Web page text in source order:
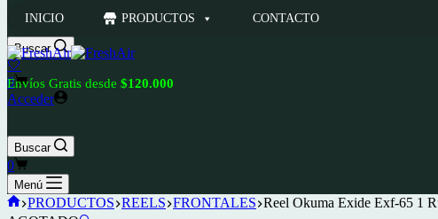
INICIO PRODUCTOS CONTACTO
Buscar
🤍
Carro
de
0
Acceder
Envíos Gratis desde $120.000
Buscar
Carro
de
compra
0
Menú
Inicio
PRODUCTOS REELS FRONTALES Reel Okuma Exide Exf-65 1